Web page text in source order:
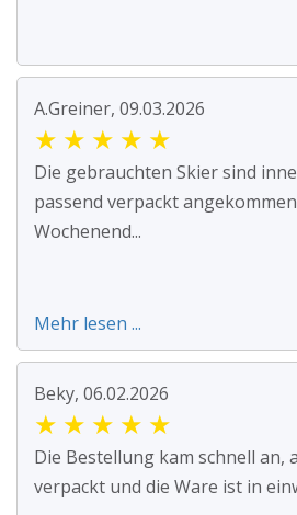
A.Greiner, 09.03.2026
★ ★ ★ ★ ★
Die gebrauchten Skier sind
passend verpackt
Wochenend...
Mehr lesen ...
Beky, 06.02.2026
★ ★ ★ ★ ★
Die Bestellung kam schnell an,
verpackt und die Ware ist in